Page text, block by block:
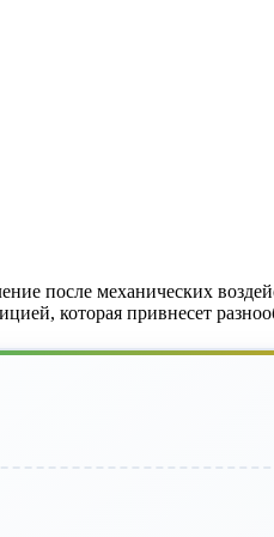
после механических
которая привнесет